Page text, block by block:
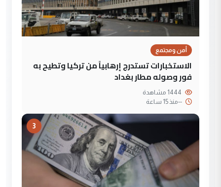
أمن ومجتمع
الاستخبارات تستدرج إرهابياً من تركيا وتطيح به
فور وصوله مطار بغداد
--منذ 15 ساعة
3